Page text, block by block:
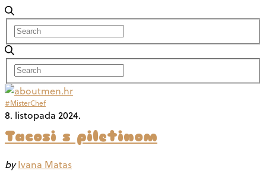
#MisterChef
8. listopada 2024.
Tacosi s piletinom
by Ivana Matas